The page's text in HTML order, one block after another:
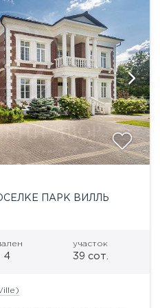
ПАРК ВИЛЛЬ
4
участок
39 сот.